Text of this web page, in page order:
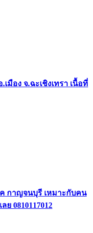
มือง จ.ฉะเชิงเทรา เนื้อที่
กาญจนบุรี เหมาะกับคน
0810117012